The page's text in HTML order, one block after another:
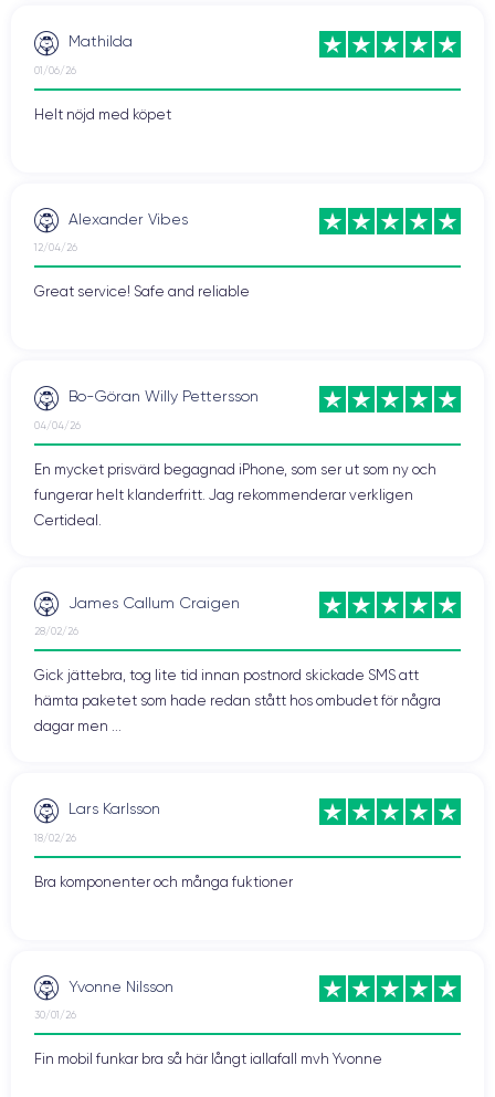
Mathilda
01/06/26
Helt nöjd med köpet
Alexander Vibes
12/04/26
Great service! Safe and reliable
Bo-Göran Willy Pettersson
04/04/26
En mycket prisvärd begagnad iPhone, som ser ut som ny och
fungerar helt klanderfritt. Jag rekommenderar verkligen
Certideal.
James Callum Craigen
28/02/26
Gick jättebra, tog lite tid innan postnord skickade SMS att
hämta paketet som hade redan stått hos ombudet för några
dagar men ...
Lars Karlsson
18/02/26
Bra komponenter och många fuktioner
Yvonne Nilsson
30/01/26
Fin mobil funkar bra så här långt iallafall mvh Yvonne